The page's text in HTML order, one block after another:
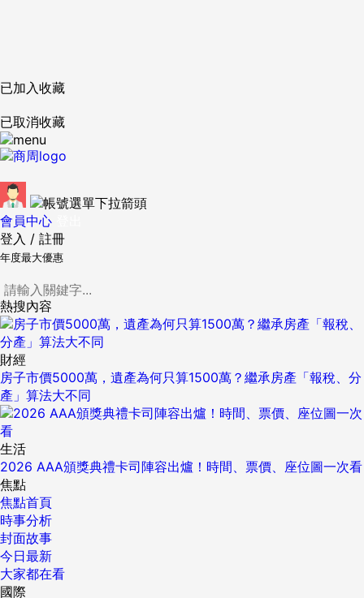
已加入收藏
已取消收藏
會員中心
登入 / 註冊
年度最大優惠
熱搜內容
財經
房子市價5000萬，遺產為何只算1500萬？繼承房產「報稅、分
產」算法大不同
生活
2026 AAA頒獎典禮卡司陣容出爐！時間、票價、座位圖一次看
焦點
焦點首頁
時事分析
封面故事
今日最新
大家都在看
國際